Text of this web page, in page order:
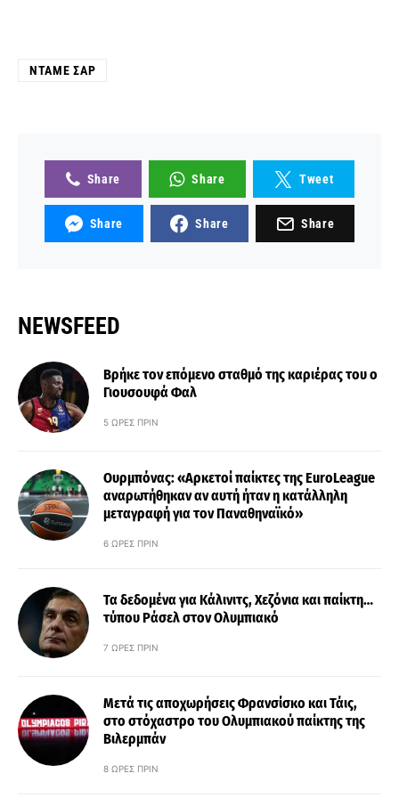
ΝΤΆΜΕ ΣΑΡ
Share Share Tweet
Share Share Share
NEWSFEED
Βρήκε τον επόμενο σταθμό της καριέρας του ο
Γιουσουφά Φαλ
5 ΏΡΕΣ ΠΡΙΝ
Ουρμπόνας: «Αρκετοί παίκτες της EuroLeague
αναρωτήθηκαν αν αυτή ήταν η κατάλληλη
μεταγραφή για τον Παναθηναϊκό»
6 ΏΡΕΣ ΠΡΙΝ
Τα δεδομένα για Κάλινιτς, Χεζόνια και παίκτη…
τύπου Ράσελ στον Ολυμπιακό
7 ΏΡΕΣ ΠΡΙΝ
Μετά τις αποχωρήσεις Φρανσίσκο και Τάις,
στο στόχαστρο του Ολυμπιακού παίκτης της
Βιλερμπάν
8 ΏΡΕΣ ΠΡΙΝ